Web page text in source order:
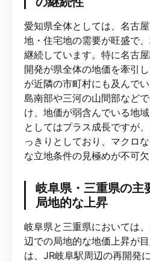
愛知県全体としては、名古
地・住宅地の需要が旺盛で
継続しています。特に名古
開発が県全体の地価を牽引
が近隣の市町村にも及んで
島南部や三河の山間部など
け、地価が弱含んでいる地
としてはプラス成長ですが
っきりとしており、マクロ
な立地条件の見極めが不可欠
岐阜県・三重県の主
局地的な上昇
岐阜県と三重県においては
辺での局地的な地価上昇が
は、JR岐阜駅周辺の再開発